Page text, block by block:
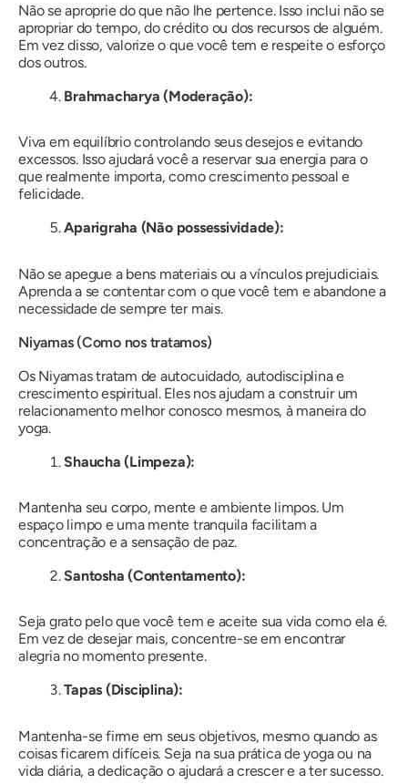
Não se aproprie do que não lhe pertence. Isso inclui não se
apropriar do tempo, do crédito ou dos recursos de alguém.
Em vez disso, valorize o que você tem e respeite o esforço
dos outros.
Brahmacharya (Moderação):
Viva em equilíbrio controlando seus desejos e evitando
excessos. Isso ajudará você a reservar sua energia para o
que realmente importa, como crescimento pessoal e
felicidade.
Aparigraha (Não possessividade):
Não se apegue a bens materiais ou a vínculos prejudiciais.
Aprenda a se contentar com o que você tem e abandone a
necessidade de sempre ter mais.
Niyamas (Como nos tratamos)
Os Niyamas tratam de autocuidado, autodisciplina e
crescimento espiritual. Eles nos ajudam a construir um
relacionamento melhor conosco mesmos, à maneira do
yoga.
Shaucha (Limpeza):
Mantenha seu corpo, mente e ambiente limpos. Um
espaço limpo e uma mente tranquila facilitam a
concentração e a sensação de paz.
Santosha (Contentamento):
Seja grato pelo que você tem e aceite sua vida como ela é.
Em vez de desejar mais, concentre-se em encontrar
alegria no momento presente.
Tapas (Disciplina):
Mantenha-se firme em seus objetivos, mesmo quando as
coisas ficarem difíceis. Seja na sua prática de yoga ou na
vida diária, a dedicação o ajudará a crescer e a ter sucesso.